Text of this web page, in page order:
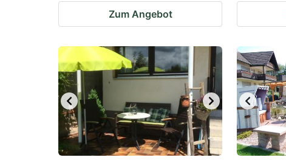
Zum Angebot